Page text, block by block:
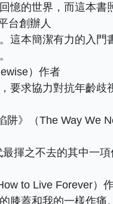
的世界，而這本書
台創辦人
這本簡潔有力的入門
）作者
要求協力對抗年齡歧
》（The Way We
揮之不去的其中一
to Live Forever）
膝蓋和我的一樣作痛。